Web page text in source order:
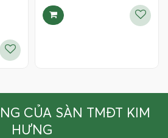
CỦA SÀN TMĐT KIM
HƯNG